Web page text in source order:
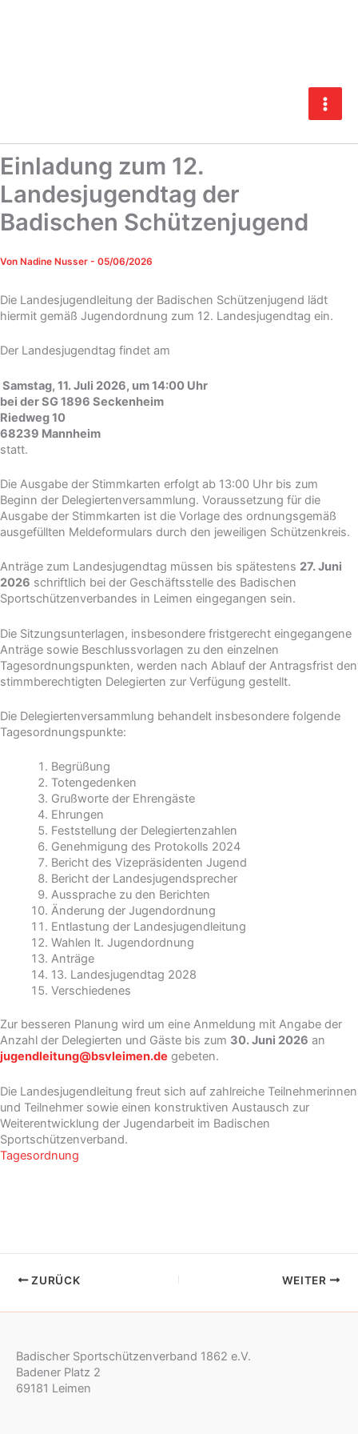
Einladung zum 12.
Landesjugendtag der
Badischen Schützenjugend
Von Nadine Nusser - 05/06/2026
Die Landesjugendleitung der Badischen Schützenjugend lädt
hiermit gemäß Jugendordnung zum 12. Landesjugendtag ein.
Der Landesjugendtag findet am
Samstag, 11. Juli 2026, um 14:00 Uhr
bei der SG 1896 Seckenheim
Riedweg 10
68239 Mannheim
statt.
Die Ausgabe der Stimmkarten erfolgt ab 13:00 Uhr bis zum
Beginn der Delegiertenversammlung. Voraussetzung für die
Ausgabe der Stimmkarten ist die Vorlage des ordnungsgemäß
ausgefüllten Meldeformulars durch den jeweiligen Schützenkreis.
Anträge zum Landesjugendtag müssen bis spätestens 27. Juni
2026 schriftlich bei der Geschäftsstelle des Badischen
Sportschützenverbandes in Leimen eingegangen sein.
Die Sitzungsunterlagen, insbesondere fristgerecht eingegangene
Anträge sowie Beschlussvorlagen zu den einzelnen
Tagesordnungspunkten, werden nach Ablauf der Antragsfrist den
stimmberechtigten Delegierten zur Verfügung gestellt.
Die Delegiertenversammlung behandelt insbesondere folgende
Tagesordnungspunkte:
Begrüßung
Totengedenken
Grußworte der Ehrengäste
Ehrungen
Feststellung der Delegiertenzahlen
Genehmigung des Protokolls 2024
Bericht des Vizepräsidenten Jugend
Bericht der Landesjugendsprecher
Aussprache zu den Berichten
Änderung der Jugendordnung
Entlastung der Landesjugendleitung
Wahlen lt. Jugendordnung
Anträge
13. Landesjugendtag 2028
Verschiedenes
Zur besseren Planung wird um eine Anmeldung mit Angabe der
Anzahl der Delegierten und Gäste bis zum 30. Juni 2026 an
jugendleitung@bsvleimen.de gebeten.
Die Landesjugendleitung freut sich auf zahlreiche Teilnehmerinnen
und Teilnehmer sowie einen konstruktiven Austausch zur
Weiterentwicklung der Jugendarbeit im Badischen
Sportschützenverband.
Tagesordnung
ZURÜCK WEITER
Badischer Sportschützenverband 1862 e.V.
Badener Platz 2
69181 Leimen